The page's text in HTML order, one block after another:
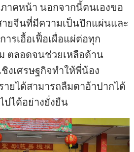
าคหน้า นอกจากนี้ตนเองขอ
ยจีนที่มีความเป็นปึกแผ่นและ
รเอื้อเฟื้อเผื่อแผ่ต่อทุก
ตลอดจนช่วยเหลือด้าน
งเศรษฐกิจทำให้พี่น้อง
ยได้สามารถลืมตาอ้าปากได้
ได้อย่างยั่งยืน